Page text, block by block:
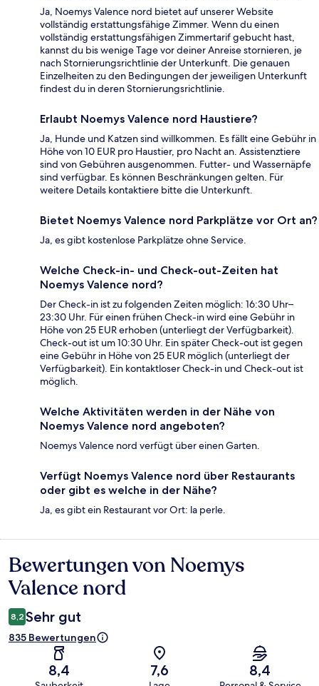
Ja, Noemys Valence nord bietet auf unserer Website
vollständig erstattungsfähige Zimmer. Wenn du einen
vollständig erstattungsfähigen Zimmertarif gebucht hast,
kannst du bis wenige Tage vor deiner Anreise stornieren, je
nach Stornierungsrichtlinie der Unterkunft. Die genauen
Einzelheiten zu den Bedingungen der jeweiligen Unterkunft
findest du in deren Stornierungsrichtlinie.
Erlaubt Noemys Valence nord Haustiere?
Ja, Hunde und Katzen sind willkommen. Es fällt eine Gebühr in
Höhe von 10 EUR pro Haustier, pro Nacht an. Assistenztiere
sind von Gebühren ausgenommen. Futter- und Wassernäpfe
sind verfügbar. Es können Beschränkungen gelten. Für
weitere Details kontaktiere bitte die Unterkunft.
Bietet Noemys Valence nord Parkplätze vor Ort an?
Ja, es gibt kostenlose Parkplätze ohne Service.
Welche Check-in- und Check-out-Zeiten hat
Noemys Valence nord?
Der Check-in ist zu folgenden Zeiten möglich: 16:30 Uhr–
23:30 Uhr. Für einen frühen Check-in wird eine Gebühr in
Höhe von 25 EUR erhoben (unterliegt der Verfügbarkeit).
Check-out ist um 10:30 Uhr. Ein später Check-out ist gegen
eine Gebühr in Höhe von 25 EUR möglich (unterliegt der
Verfügbarkeit). Ein kontaktloser Check-in und Check-out ist
möglich.
Welche Aktivitäten werden in der Nähe von
Noemys Valence nord angeboten?
Noemys Valence nord verfügt über einen Garten.
Verfügt Noemys Valence nord über Restaurants
oder gibt es welche in der Nähe?
Ja, es gibt ein Restaurant vor Ort: la perle.
Bewertungen
Bewertungen von Noemys
Valence nord
8,2 Sehr gut
835 Bewertungen
8,4 7,6 8,4